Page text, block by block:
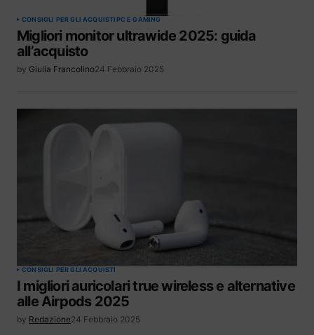
CONSIGLI PER GLI ACQUISTI PC E GAMING
Migliori monitor ultrawide 2025: guida
all’acquisto
by Giulia Francolino24 Febbraio 2025
CONSIGLI PER GLI ACQUISTI
I migliori auricolari true wireless e alternative
alle Airpods 2025
by Redazione24 Febbraio 2025